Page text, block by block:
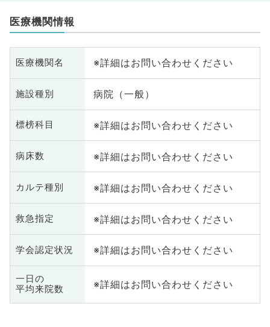
医療機関情報
医療機関名 ※詳細はお問い合わせください
施設種別 病院（一般）
標榜科目 ※詳細はお問い合わせください
病床数 ※詳細はお問い合わせください
カルテ種別 ※詳細はお問い合わせください
救急指定 ※詳細はお問い合わせください
学会認定状況 ※詳細はお問い合わせください
一日の
平均来院数
※詳細はお問い合わせください